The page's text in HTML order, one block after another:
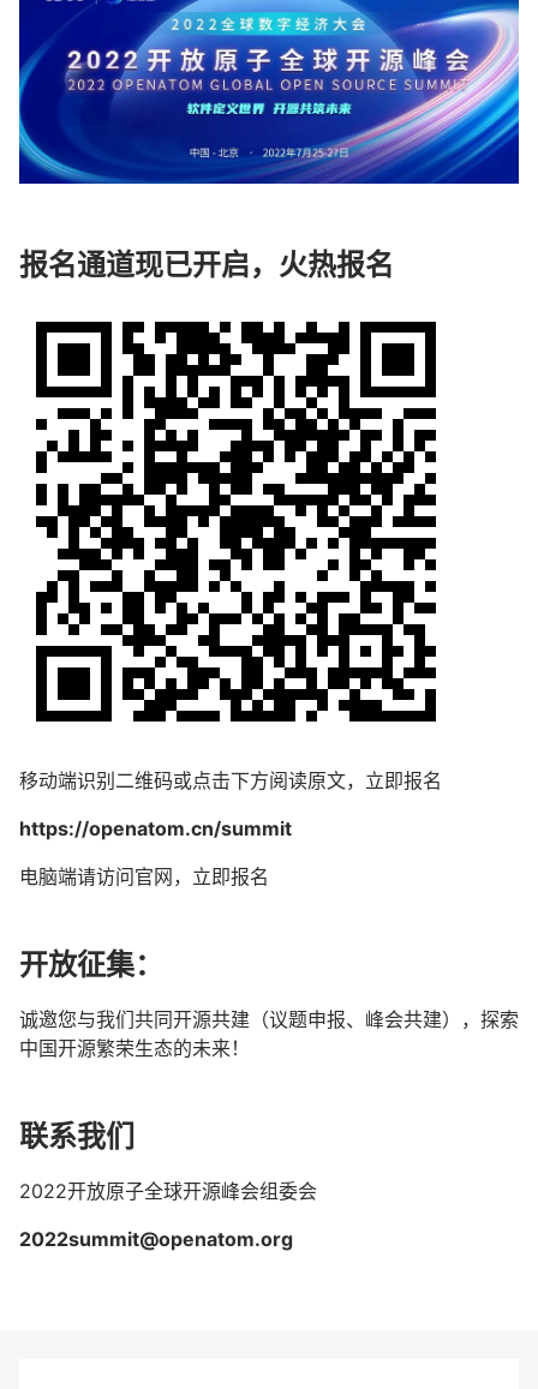
报名通道现已开启，火热报名
移动端识别二维码或点击下方阅读原文，立即报名
https://openatom.cn/summit
电脑端请访问官网，立即报名
开放征集：
诚邀您与我们共同开源共建（议题申报、峰会共建），探索
中国开源繁荣生态的未来！
联系我们
2022开放原子全球开源峰会组委会
2022summit@openatom.org